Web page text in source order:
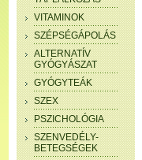
VITAMINOK
SZÉPSÉGÁPOLÁS
ALTERNATÍV
GYÓGYÁSZAT
GYÓGYTEÁK
SZEX
PSZICHOLÓGIA
SZENVEDÉLY-
BETEGSÉGEK